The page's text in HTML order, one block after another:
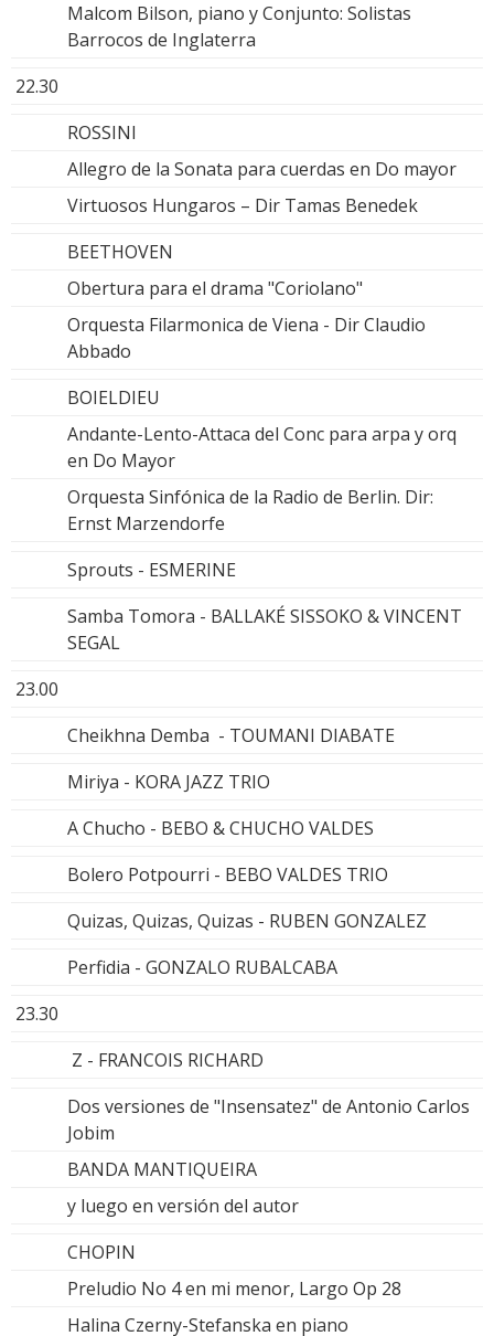
Malcom Bilson, piano y Conjunto: Solistas
Barrocos de Inglaterra
22.30
ROSSINI
Allegro de la Sonata para cuerdas en Do mayor
Virtuosos Hungaros – Dir Tamas Benedek
BEETHOVEN
Obertura para el drama "Coriolano"
Orquesta Filarmonica de Viena - Dir Claudio
Abbado
BOIELDIEU
Andante-Lento-Attaca del Conc para arpa y orq
en Do Mayor
Orquesta Sinfónica de la Radio de Berlin. Dir:
Ernst Marzendorfe
Sprouts - ESMERINE
Samba Tomora - BALLAKÉ SISSOKO & VINCENT
SEGAL
23.00
Cheikhna Demba - TOUMANI DIABATE
Miriya - KORA JAZZ TRIO
A Chucho - BEBO & CHUCHO VALDES
Bolero Potpourri - BEBO VALDES TRIO
Quizas, Quizas, Quizas - RUBEN GONZALEZ
Perfidia - GONZALO RUBALCABA
23.30
Z - FRANCOIS RICHARD
Dos versiones de "Insensatez" de Antonio Carlos
Jobim
BANDA MANTIQUEIRA
y luego en versión del autor
CHOPIN
Preludio No 4 en mi menor, Largo Op 28
Halina Czerny-Stefanska en piano